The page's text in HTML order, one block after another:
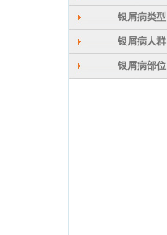
银屑病类型
银屑病人群
银屑病部位